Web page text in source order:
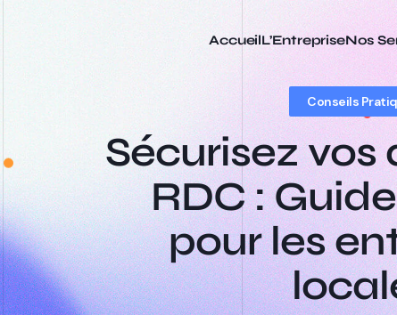
AccueilL’EntrepriseNos
Conseils
Sécurisez vos
RDC :
pour les